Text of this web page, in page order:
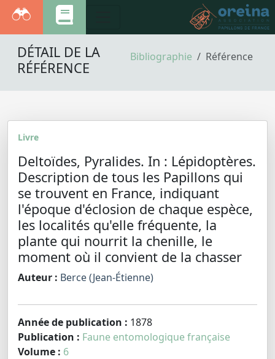
Bibliographie Référence
DÉTAIL DE LA
RÉFÉRENCE
Livre
Deltoïdes, Pyralides. In : Lépidoptères.
Description de tous les Papillons qui
se trouvent en France, indiquant
l'époque d'éclosion de chaque espèce,
les localités qu'elle fréquente, la
plante qui nourrit la chenille, le
moment où il convient de la chasser
Auteur : Berce (Jean-Étienne)
Année de publication : 1878
Publication : Faune entomologique française
Volume : 6